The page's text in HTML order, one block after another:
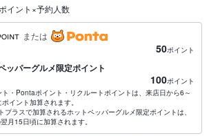
ポイント×予約人数
または
50ポイント
ッパーグルメ限定ポイント
100ポイント
・Pontaポイント・リクルートポイントは、来店日から6～
イント加算されます。
プラスで加算されるホットペッパーグルメ限定ポイントは、
月15日頃に加算されます。